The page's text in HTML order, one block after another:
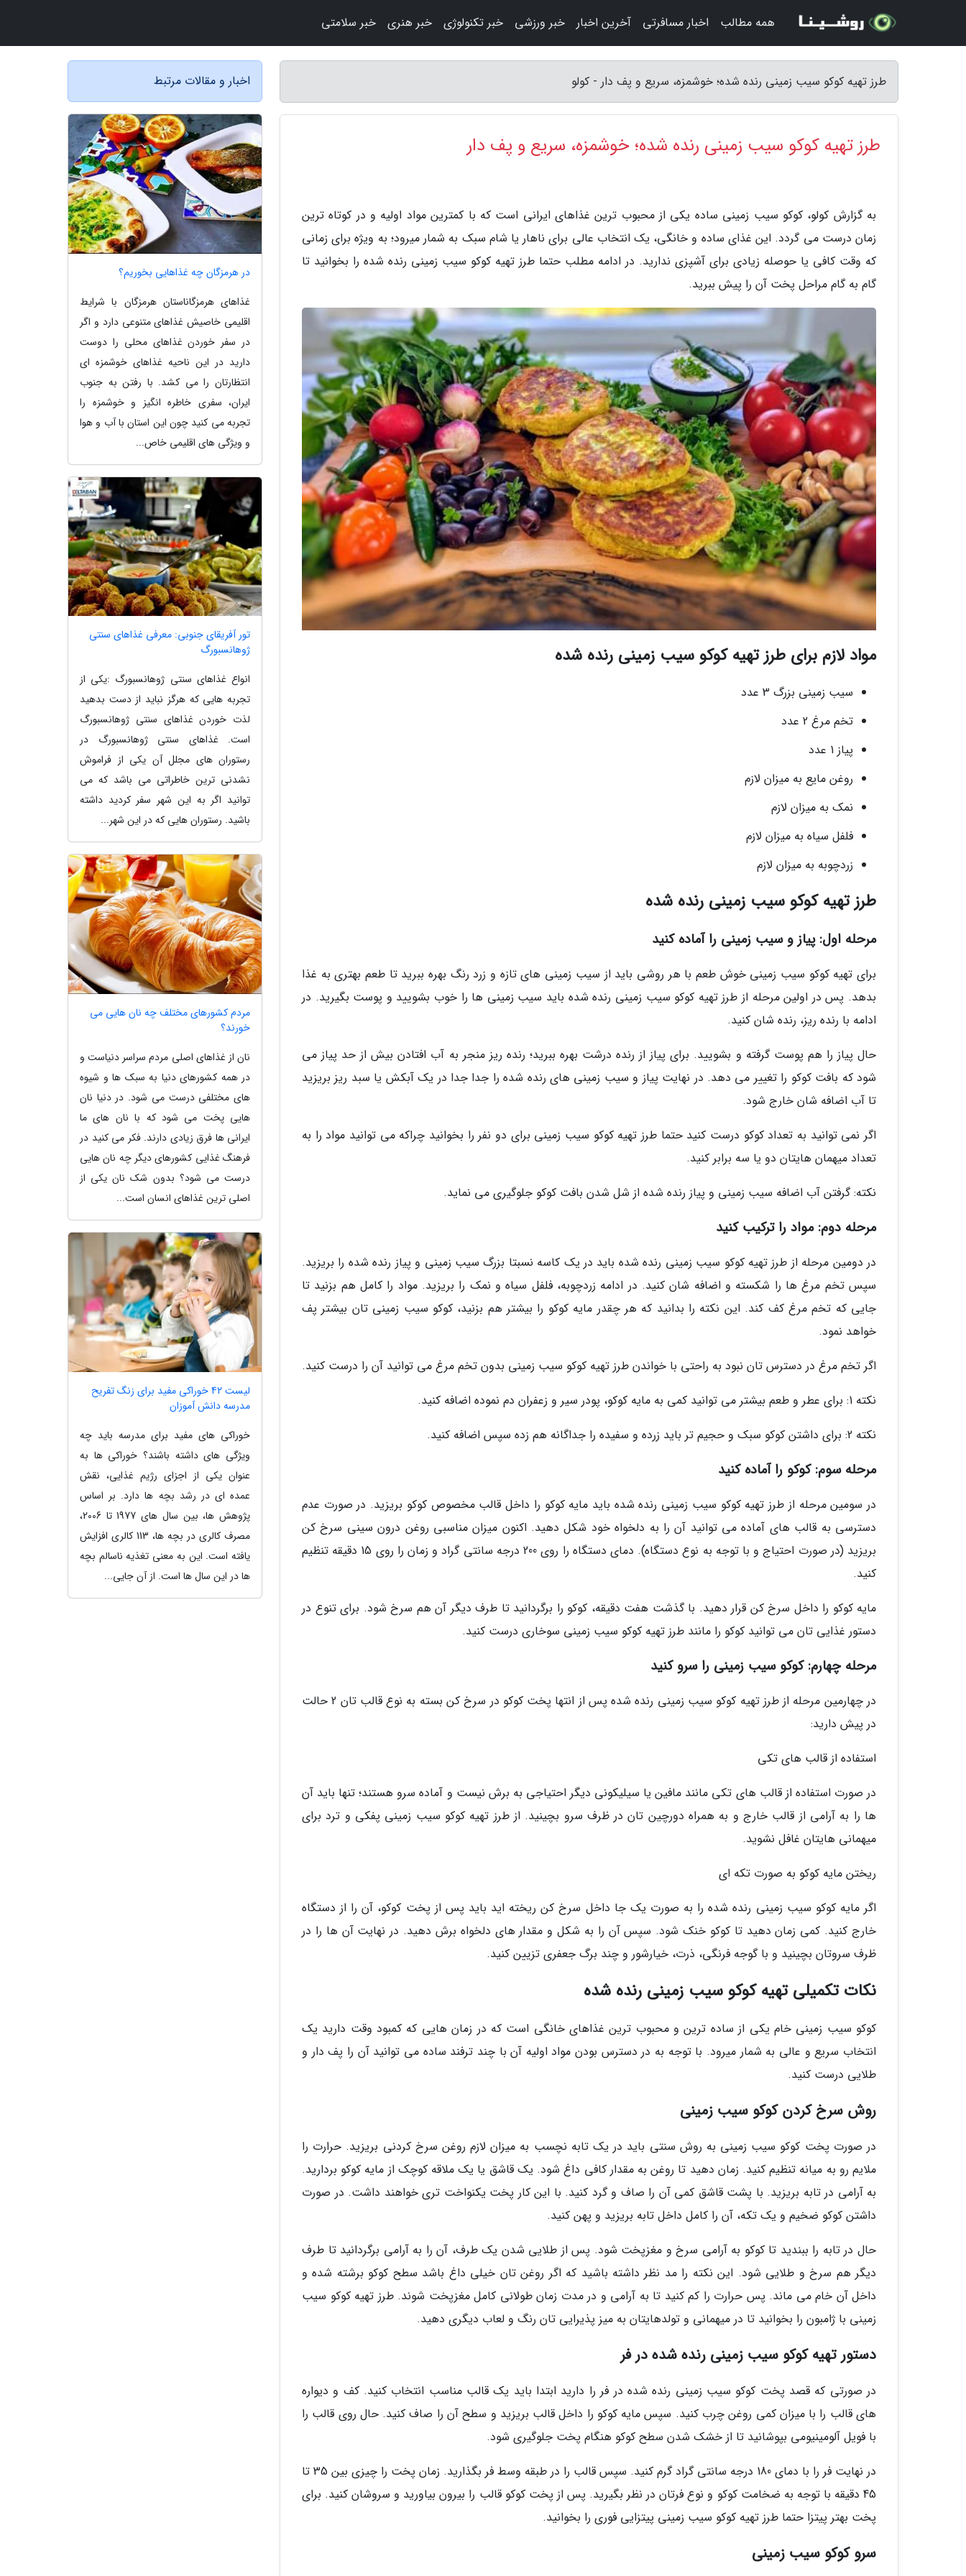
طرز تهیه کوکو سیب زمینی رنده شده؛ خوشمزه، سریع و پف دار - کولو
طرز تهیه کوکو سیب زمینی رنده شده؛ خوشمزه، سریع و پف دار
به گزارش کولو، کوکو سیب زمینی ساده یکی از محبوب ترین غذاهای ایرانی است که با کمترین مواد اولیه و در کوتاه ترین
زمان درست می گردد. این غذای ساده و خانگی، یک انتخاب عالی برای ناهار یا شام سبک به شمار میرود؛ به ویژه برای زمانی
که وقت کافی یا حوصله زیادی برای آشپزی ندارید. در ادامه مطلب حتما طرز تهیه کوکو سیب زمینی رنده شده را بخوانید تا
گام به گام مراحل پخت آن را پیش ببرید.
مواد لازم برای طرز تهیه کوکو سیب زمینی رنده شده
سیب زمینی بزرگ 3 عدد
تخم مرغ 2 عدد
پیاز 1 عدد
روغن مایع به میزان لازم
نمک به میزان لازم
فلفل سیاه به میزان لازم
زردچوبه به میزان لازم
طرز تهیه کوکو سیب زمینی رنده شده
مرحله اول: پیاز و سیب زمینی را آماده کنید
برای تهیه کوکو سیب زمینی خوش طعم با هر روشی باید از سیب زمینی های تازه و زرد رنگ بهره ببرید تا طعم بهتری به غذا
بدهد. پس در اولین مرحله از طرز تهیه کوکو سیب زمینی رنده شده باید سیب زمینی ها را خوب بشویید و پوست بگیرید. در
ادامه با رنده ریز، رنده شان کنید.
حال پیاز را هم پوست گرفته و بشویید. برای پیاز از رنده درشت بهره ببرید؛ رنده ریز منجر به آب افتادن بیش از حد پیاز می
شود که بافت کوکو را تغییر می دهد. در نهایت پیاز و سیب زمینی های رنده شده را جدا جدا در یک آبکش یا سبد ریز بریزید
تا آب اضافه شان خارج شود.
اگر نمی توانید به تعداد کوکو درست کنید حتما طرز تهیه کوکو سیب زمینی برای دو نفر را بخوانید چراکه می توانید مواد را به
تعداد میهمان هایتان دو یا سه برابر کنید.
نکته: گرفتن آب اضافه سیب زمینی و پیاز رنده شده از شل شدن بافت کوکو جلوگیری می نماید.
مرحله دوم: مواد را ترکیب کنید
در دومین مرحله از طرز تهیه کوکو سیب زمینی رنده شده باید در یک کاسه نسبتا بزرگ سیب زمینی و پیاز رنده شده را بریزید.
سپس تخم مرغ ها را شکسته و اضافه شان کنید. در ادامه زردچوبه، فلفل سیاه و نمک را بریزید. مواد را کامل هم بزنید تا
جایی که تخم مرغ کف کند. این نکته را بدانید که هر چقدر مایه کوکو را بیشتر هم بزنید، کوکو سیب زمینی تان بیشتر پف
خواهد نمود.
اگر تخم مرغ در دسترس تان نبود به راحتی با خواندن طرز تهیه کوکو سیب زمینی بدون تخم مرغ می توانید آن را درست کنید.
نکته 1: برای عطر و طعم بیشتر می توانید کمی به مایه کوکو، پودر سیر و زعفران دم نموده اضافه کنید.
نکته 2: برای داشتن کوکو سبک و حجیم تر باید زرده و سفیده را جداگانه هم زده سپس اضافه کنید.
مرحله سوم: کوکو را آماده کنید
در سومین مرحله از طرز تهیه کوکو سیب زمینی رنده شده باید مایه کوکو را داخل قالب مخصوص کوکو بریزید. در صورت عدم
دسترسی به قالب های آماده می توانید آن را به دلخواه خود شکل دهید. اکنون میزان مناسبی روغن درون سینی سرخ کن
بریزید (در صورت احتیاج و با توجه به نوع دستگاه). دمای دستگاه را روی 200 درجه سانتی گراد و زمان را روی 15 دقیقه تنظیم
کنید.
مایه کوکو را داخل سرخ کن قرار دهید. با گذشت هفت دقیقه، کوکو را برگردانید تا طرف دیگر آن هم سرخ شود. برای تنوع در
دستور غذایی تان می توانید کوکو را مانند طرز تهیه کوکو سیب زمینی سوخاری درست کنید.
مرحله چهارم: کوکو سیب زمینی را سرو کنید
در چهارمین مرحله از طرز تهیه کوکو سیب زمینی رنده شده پس از انتها پخت کوکو در سرخ کن بسته به نوع قالب تان 2 حالت
در پیش دارید:
استفاده از قالب های تکی
در صورت استفاده از قالب های تکی مانند مافین یا سیلیکونی دیگر احتیاجی به برش نیست و آماده سرو هستند؛ تنها باید آن
ها را به آرامی از قالب خارج و به همراه دورچین تان در ظرف سرو بچینید. از طرز تهیه کوکو سیب زمینی پفکی و ترد برای
میهمانی هایتان غافل نشوید.
ریختن مایه کوکو به صورت تکه ای
اگر مایه کوکو سیب زمینی رنده شده را به صورت یک جا داخل سرخ کن ریخته اید باید پس از پخت کوکو، آن را از دستگاه
خارج کنید. کمی زمان دهید تا کوکو خنک شود. سپس آن را به شکل و مقدار های دلخواه برش دهید. در نهایت آن ها را در
ظرف سروتان بچینید و با گوجه فرنگی، ذرت، خیارشور و چند برگ جعفری تزیین کنید.
نکات تکمیلی تهیه کوکو سیب زمینی رنده شده
کوکو سیب زمینی خام یکی از ساده ترین و محبوب ترین غذاهای خانگی است که در زمان هایی که کمبود وقت دارید یک
انتخاب سریع و عالی به شمار میرود. با توجه به در دسترس بودن مواد اولیه آن با چند ترفند ساده می توانید آن را پف دار و
طلایی درست کنید.
روش سرخ کردن کوکو سیب زمینی
در صورت پخت کوکو سیب زمینی به روش سنتی باید در یک تابه نچسب به میزان لازم روغن سرخ کردنی بریزید. حرارت را
ملایم رو به میانه تنظیم کنید. زمان دهید تا روغن به مقدار کافی داغ شود. یک قاشق یا یک ملاقه کوچک از مایه کوکو بردارید.
به آرامی در تابه بریزید. با پشت قاشق کمی آن را صاف و گرد کنید. با این کار پخت یکنواخت تری خواهند داشت. در صورت
داشتن کوکو ضخیم و یک تکه، آن را کامل داخل تابه بریزید و پهن کنید.
حال در تابه را ببندید تا کوکو به آرامی سرخ و مغزپخت شود. پس از طلایی شدن یک طرف، آن را به آرامی برگردانید تا طرف
دیگر هم سرخ و طلایی شود. این نکته را مد نظر داشته باشید که اگر روغن تان خیلی داغ باشد سطح کوکو برشته شده و
داخل آن خام می ماند. پس حرارت را کم کنید تا به آرامی و در مدت زمان طولانی کامل مغزپخت شوند. طرز تهیه کوکو سیب
زمینی با ژامبون را بخوانید تا در میهمانی و تولدهایتان به میز پذیرایی تان رنگ و لعاب دیگری دهید.
دستور تهیه کوکو سیب زمینی رنده شده در فر
در صورتی که قصد پخت کوکو سیب زمینی رنده شده در فر را دارید ابتدا باید یک قالب مناسب انتخاب کنید. کف و دیواره
های قالب را با میزان کمی روغن چرب کنید. سپس مایه کوکو را داخل قالب بریزید و سطح آن را صاف کنید. حال روی قالب را
با فویل آلومینیومی بپوشانید تا از خشک شدن سطح کوکو هنگام پخت جلوگیری شود.
در نهایت فر را با دمای 180 درجه سانتی گراد گرم کنید. سپس قالب را در طبقه وسط فر بگذارید. زمان پخت را چیزی بین 35 تا
45 دقیقه با توجه به ضخامت کوکو و نوع فرتان در نظر بگیرید. پس از پخت کوکو قالب را بیرون بیاورید و سروشان کنید. برای
پخت بهتر پیتزا حتما طرز تهیه کوکو سیب زمینی پیتزایی فوری را بخوانید.
سرو کوکو سیب زمینی
اخبار و مقالات مرتبط
در هرمزگان چه غذاهایی بخوریم؟
غذاهای هرمزگاناستان هرمزگان با شرایط
اقلیمی خاصیش غذاهای متنوعی دارد و اگر
در سفر خوردن غذاهای محلی را دوست
دارید در این ناحیه غذاهای خوشمزه ای
انتظارتان را می کشد. با رفتن به جنوب
ایران، سفری خاطره انگیز و خوشمزه را
تجربه می کنید چون این استان با آب و هوا
و ویژگی های اقلیمی خاص...
تور آفریقای جنوبی: معرفی غذاهای سنتی
ژوهانسبورگ
انواع غذاهای سنتی ژوهانسبورگ :یکی از
تجربه هایی که هرگز نباید از دست بدهید
لذت خوردن غذاهای سنتی ژوهانسبورگ
است. غذاهای سنتی ژوهانسبورگ در
رستوران های مجلل آن یکی از فراموش
نشدنی ترین خاطراتی می باشد که می
توانید اگر به این شهر سفر کردید داشته
باشید. رستوران هایی که در این شهر...
مردم کشورهای مختلف چه نان هایی می
خورند؟
نان از غذاهای اصلی مردم سراسر دنیاست و
در همه کشورهای دنیا به سبک ها و شیوه
های مختلفی درست می شود. در دنیا نان
هایی پخت می شود که با نان های ما
ایرانی ها فرق زیادی دارند. فکر می کنید در
فرهنگ غذایی کشورهای دیگر چه نان هایی
درست می شود؟ بدون شک نان یکی از
اصلی ترین غذاهای انسان است...
لیست 42 خوراکی مفید برای زنگ تفریح
مدرسه دانش آموزان
خوراکی های مفید برای مدرسه باید چه
ویژگی های داشته باشند؟ خوراکی ها به
عنوان یکی از اجزای رژیم غذایی، نقش
عمده ای در رشد بچه ها دارد. بر اساس
پژوهش ها، بین سال های 1977 تا 2006،
مصرف کالری در بچه ها، 113 کالری افزایش
یافته است. این به معنی تغذیه ناسالم بچه
ها در این سال ها است. از آن جایی...
همه مطالب اخبار مسافرتی آخرین اخبار خبر ورزشی خبر تکنولوژی خبر هنری خبر سلامتی